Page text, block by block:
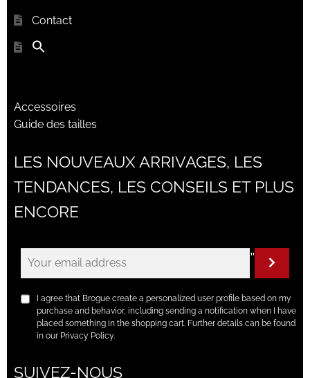
Contact
Accessoires
Guide des tailles
LES NOUVEAUX ARRIVAGES, LES
TENDANCES, LES CONSEILS ET PLUS
ENCORE
"
I agree that Brogue create a personalized user profile based on my
purchase and behavior, including sending a notification when I have
placed something in the shopping cart. Further details can be found
in our Privacy Policy.
SUIVEZ-NOUS